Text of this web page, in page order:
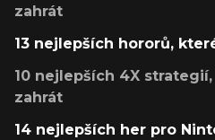
zahrát
13 nejlepších hororů,
10 nejlepších 4X
zahrát
14 nejlepších her pro